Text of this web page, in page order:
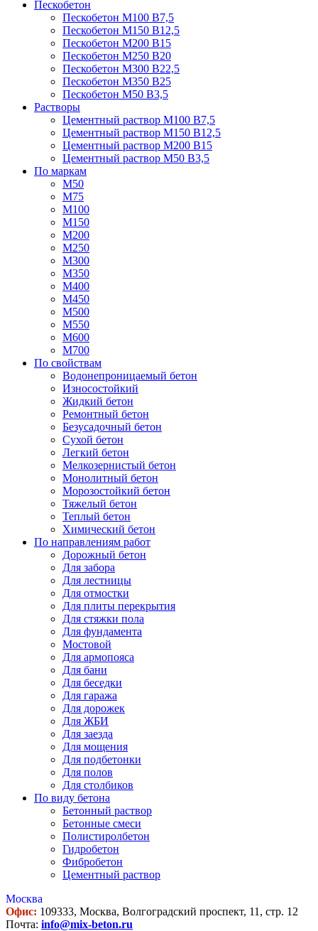
Пескобетон
Пескобетон М100 В7,5
Пескобетон М150 В12,5
Пескобетон М200 В15
Пескобетон М250 В20
Пескобетон М300 В22,5
Пескобетон М350 В25
Пескобетон М50 В3,5
Растворы
Цементный раствор М100 В7,5
Цементный раствор М150 В12,5
Цементный раствор М200 В15
Цементный раствор М50 В3,5
По маркам
М50
М75
М100
М150
М200
М250
М300
М350
М400
М450
М500
М550
М600
М700
По свойствам
Водонепроницаемый бетон
Износостойкий
Жидкий бетон
Ремонтный бетон
Безусадочный бетон
Сухой бетон
Легкий бетон
Мелкозернистый бетон
Монолитный бетон
Морозостойкий бетон
Тяжелый бетон
Теплый бетон
Химический бетон
По направлениям работ
Дорожный бетон
Для забора
Для лестницы
Для отмостки
Для плиты перекрытия
Для стяжки пола
Для фундамента
Мостовой
Для армопояса
Для бани
Для беседки
Для гаража
Для дорожек
Для ЖБИ
Для заезда
Для мощения
Для подбетонки
Для полов
Для столбиков
По виду бетона
Бетонный раствор
Бетонные смеси
Полистиролбетон
Гидробетон
Фибробетон
Цементный раствор
Москва
Офис: 109333, Москва, Волгоградский проспект, 11, стр. 12
Почта: info@mix-beton.ru